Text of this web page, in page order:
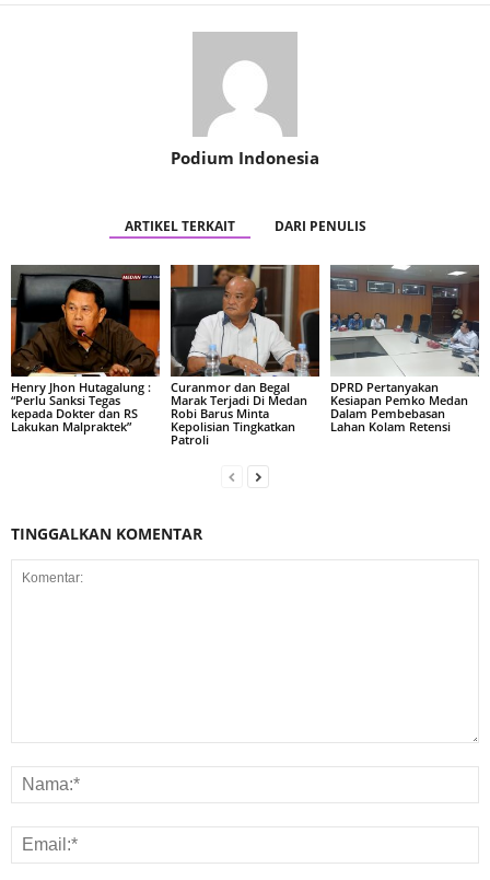
Podium Indonesia
ARTIKEL TERKAIT DARI PENULIS
Henry Jhon Hutagalung :
“Perlu Sanksi Tegas
kepada Dokter dan RS
Lakukan Malpraktek”
Curanmor dan Begal
Marak Terjadi Di Medan
Robi Barus Minta
Kepolisian Tingkatkan
Patroli
DPRD Pertanyakan
Kesiapan Pemko Medan
Dalam Pembebasan
Lahan Kolam Retensi
TINGGALKAN KOMENTAR